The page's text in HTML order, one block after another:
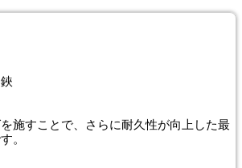
施すことで、さらに耐久性が向上した最
。